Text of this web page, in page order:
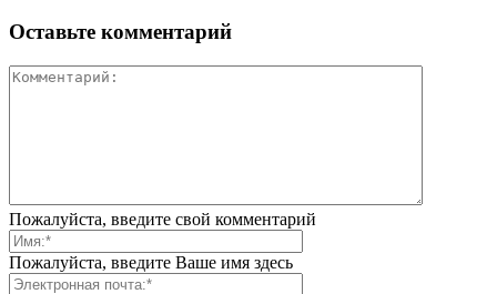
Оставьте комментарий
Пожалуйста, введите свой комментарий
Пожалуйста, введите Ваше имя здесь